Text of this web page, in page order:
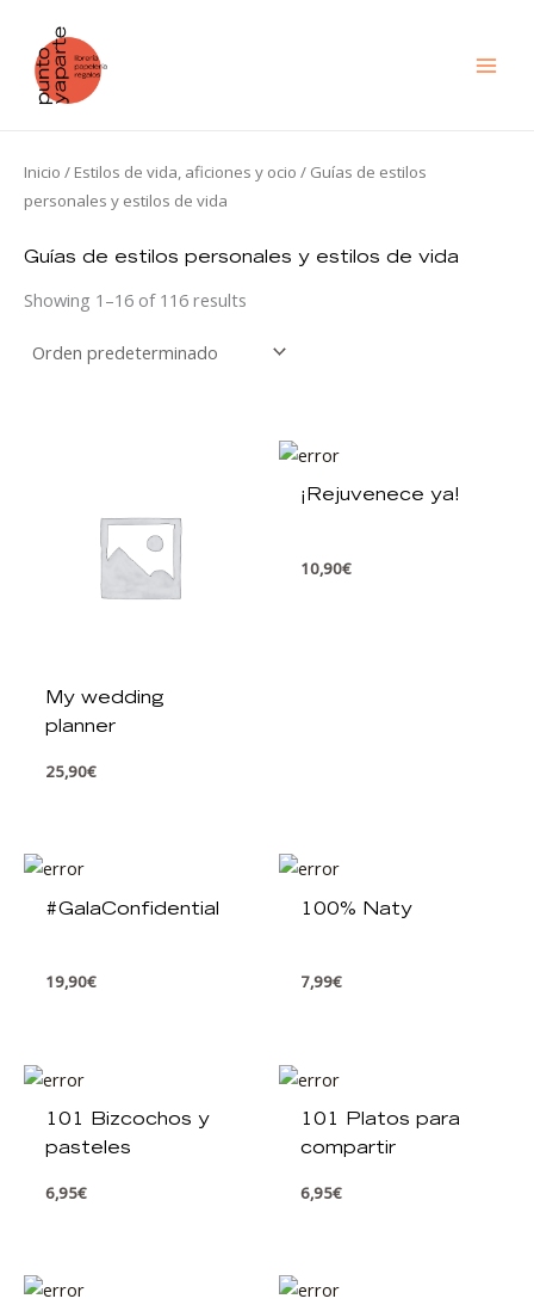
contenido
Inicio / Estilos de vida, aficiones y ocio / Guías de estilos
personales y estilos de vida
Guías de estilos personales y estilos de vida
Showing 1–16 of 116 results
My wedding
planner
25,90€
¡Rejuvenece ya!
10,90€
#GalaConfidential
19,90€
100% Naty
7,99€
101 Bizcochos y
pasteles
6,95€
101 Platos para
compartir
6,95€